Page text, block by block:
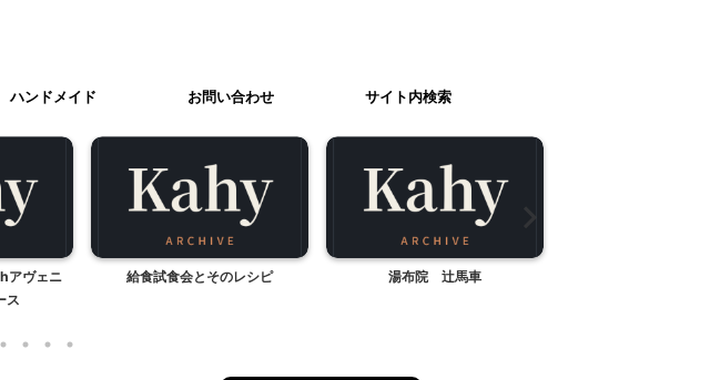
ハンドメイド お問い合わせ サイト内検索
アヴェニ
ス
給食試食会とそのレシピ 湯布院 辻馬車